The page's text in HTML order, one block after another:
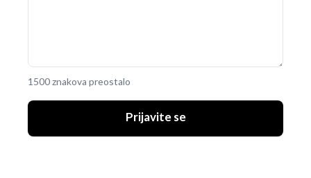
1500 znakova preostalo
Prijavite se